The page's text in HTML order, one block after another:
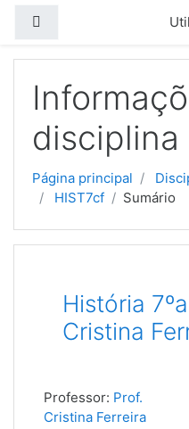
disciplina
Página principal
HIST7cf
Sumário
História
Cristina
Professor: Prof.
Cristina Ferreira